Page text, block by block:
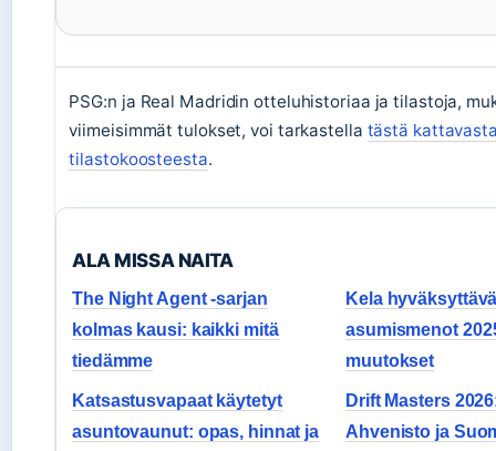
PSG:n ja Real Madridin otteluhistoriaa ja tilastoja,
viimeisimmät tulokset, voi tarkastella tästä
tilastokoosteesta.
ALA MISSA NAITA
The Night Agent -sarjan
kolmas kausi: kaikki mitä
tiedämme
Kela
asumismenot
muutokset
Katsastusvapaat käytetyt
asuntovaunut: opas, hinnat ja
Drift Masters
Ahvenisto ja